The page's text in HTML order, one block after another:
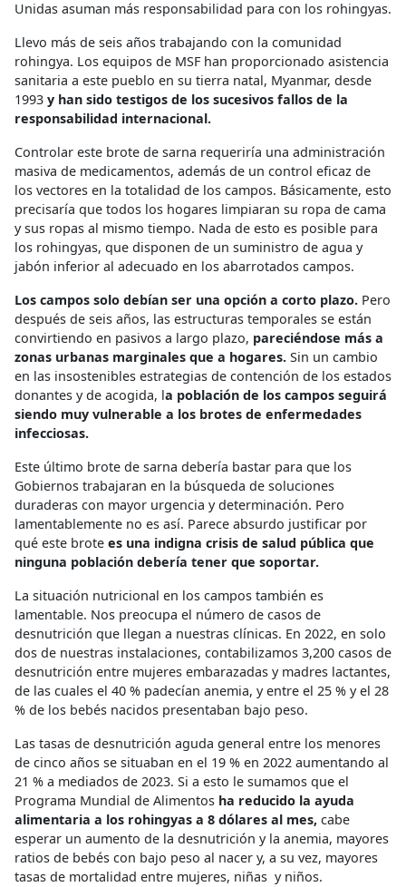
Unidas asuman más responsabilidad para con los rohingyas.
Llevo más de seis años trabajando con la comunidad
rohingya. Los equipos de MSF han proporcionado asistencia
sanitaria a este pueblo en su tierra natal, Myanmar, desde
1993 y han sido testigos de los sucesivos fallos de la
responsabilidad internacional.
Controlar este brote de sarna requeriría una administración
masiva de medicamentos, además de un control eficaz de
los vectores en la totalidad de los campos. Básicamente, esto
precisaría que todos los hogares limpiaran su ropa de cama
y sus ropas al mismo tiempo. Nada de esto es posible para
los rohingyas, que disponen de un suministro de agua y
jabón inferior al adecuado en los abarrotados campos.
Los campos solo debían ser una opción a corto plazo. Pero
después de seis años, las estructuras temporales se están
convirtiendo en pasivos a largo plazo, pareciéndose más a
zonas urbanas marginales que a hogares. Sin un cambio
en las insostenibles estrategias de contención de los estados
donantes y de acogida, la población de los campos seguirá
siendo muy vulnerable a los brotes de enfermedades
infecciosas.
Este último brote de sarna debería bastar para que los
Gobiernos trabajaran en la búsqueda de soluciones
duraderas con mayor urgencia y determinación. Pero
lamentablemente no es así. Parece absurdo justificar por
qué este brote es una indigna crisis de salud pública que
ninguna población debería tener que soportar.
La situación nutricional en los campos también es
lamentable. Nos preocupa el número de casos de
desnutrición que llegan a nuestras clínicas. En 2022, en solo
dos de nuestras instalaciones, contabilizamos 3,200 casos de
desnutrición entre mujeres embarazadas y madres lactantes,
de las cuales el 40 % padecían anemia, y entre el 25 % y el 28
% de los bebés nacidos presentaban bajo peso.
Las tasas de desnutrición aguda general entre los menores
de cinco años se situaban en el 19 % en 2022 aumentando al
21 % a mediados de 2023. Si a esto le sumamos que el
Programa Mundial de Alimentos ha reducido la ayuda
alimentaria a los rohingyas a 8 dólares al mes, cabe
esperar un aumento de la desnutrición y la anemia, mayores
ratios de bebés con bajo peso al nacer y, a su vez, mayores
tasas de mortalidad entre mujeres, niñas y niños.